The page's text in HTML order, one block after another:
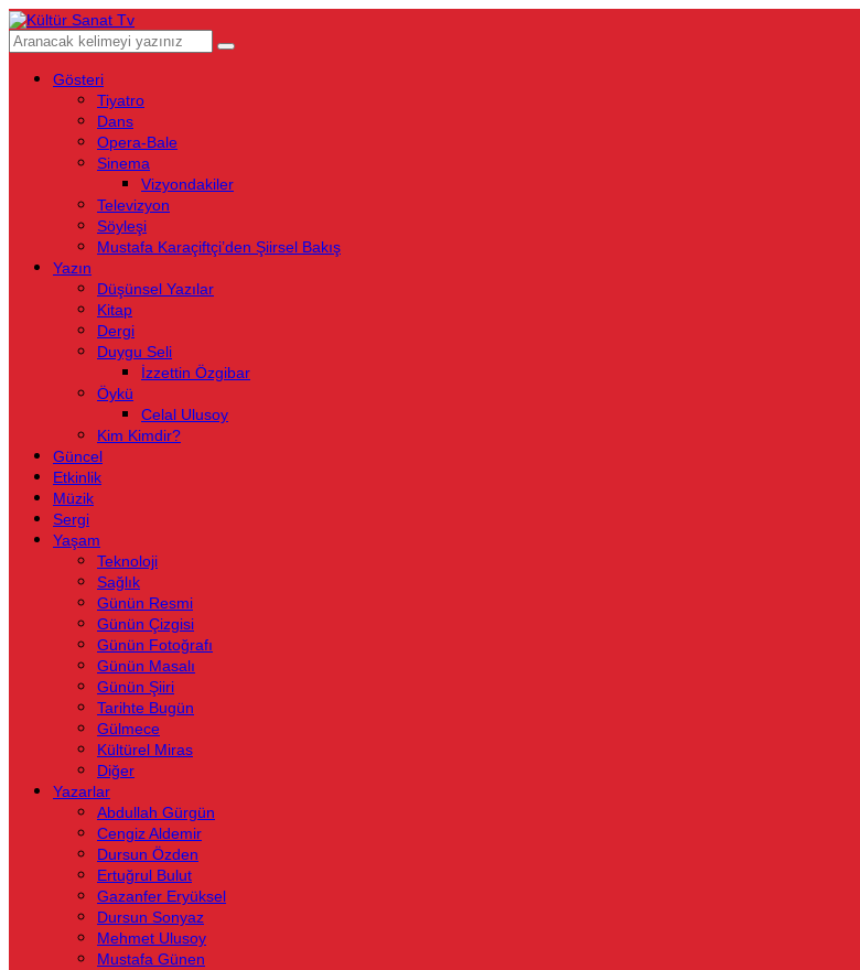
Gösteri
Tiyatro
Dans
Opera-Bale
Sinema
Vizyondakiler
Televizyon
Söyleşi
Mustafa Karaçiftçi’den Şiirsel Bakış
Yazın
Düşünsel Yazılar
Kitap
Dergi
Duygu Seli
İzzettin Özgibar
Öykü
Celal Ulusoy
Kim Kimdir?
Güncel
Etkinlik
Müzik
Sergi
Yaşam
Teknoloji
Sağlık
Günün Resmi
Günün Çizgisi
Günün Fotoğrafı
Günün Masalı
Günün Şiiri
Tarihte Bugün
Gülmece
Kültürel Miras
Diğer
Yazarlar
Abdullah Gürgün
Cengiz Aldemir
Dursun Özden
Ertuğrul Bulut
Gazanfer Eryüksel
Dursun Sonyaz
Mehmet Ulusoy
Mustafa Günen